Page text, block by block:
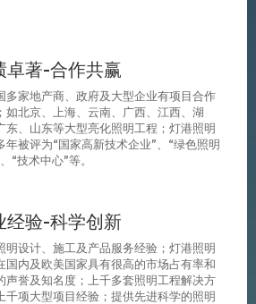
卓著-合作共赢
多家地产商、政府及大型企业有项目合作
如北京、上海、云南、广西、江西、湖
东、山东等大型亮化照明工程；灯港照明
年被评为“国家高新技术企业”、“绿色照明
“技术中心”等。
经验-科学创新
明设计、施工及产品服务经验；灯港照明
国内及欧美国家具有很高的市场占有率和
声誉及知名度；上千多套照明工程解决方
千项大型项目经验；提供先进科学的照明